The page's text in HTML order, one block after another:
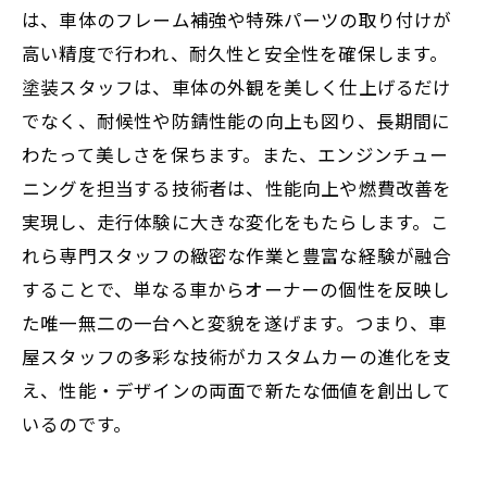
は、車体のフレーム補強や特殊パーツの取り付けが
高い精度で行われ、耐久性と安全性を確保します。
塗装スタッフは、車体の外観を美しく仕上げるだけ
でなく、耐候性や防錆性能の向上も図り、長期間に
わたって美しさを保ちます。また、エンジンチュー
ニングを担当する技術者は、性能向上や燃費改善を
実現し、走行体験に大きな変化をもたらします。こ
れら専門スタッフの緻密な作業と豊富な経験が融合
することで、単なる車からオーナーの個性を反映し
た唯一無二の一台へと変貌を遂げます。つまり、車
屋スタッフの多彩な技術がカスタムカーの進化を支
え、性能・デザインの両面で新たな価値を創出して
いるのです。